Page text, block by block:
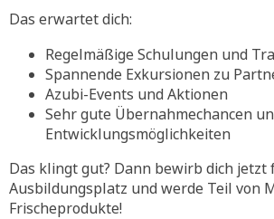
Das erwartet dich:
Regelmäßige Schulungen und
Spannende Exkursionen zu
Azubi-Events und Aktionen
Sehr gute Übernahmechancen
Entwicklungsmöglichkeiten
Das klingt gut? Dann bewirb dich jetzt
Ausbildungsplatz und werde Teil von
Frischeprodukte!